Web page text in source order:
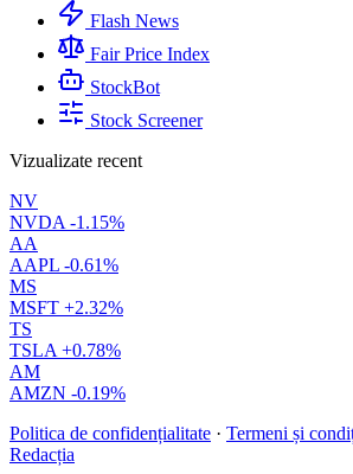
Flash News
Fair Price Index
StockBot
Stock Screener
Vizualizate recent
NV
NVDA -1.15%
AA
AAPL -0.61%
MS
MSFT +2.32%
TS
TSLA +0.78%
AM
AMZN -0.19%
Politica de confidențialitate · Termeni și
Redacția